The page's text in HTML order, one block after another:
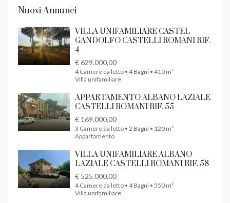
Nuovi Annunci
VILLA UNIFAMILIARE CASTEL
GANDOLFO CASTELLI ROMANI RIF.
4
€ 629.000,00
4 Camere da letto • 4 Bagni • 410 m²
Villa unifamiliare
APPARTAMENTO ALBANO LAZIALE
CASTELLI ROMANI RIF. 55
€ 169.000,00
3 Camere da letto • 2 Bagni • 120 m²
Appartamento
VILLA UNIFAMILIARE ALBANO
LAZIALE CASTELLI ROMANI RIF. 58
€ 525.000,00
4 Camere da letto • 4 Bagni • 550 m²
Villa unifamiliare